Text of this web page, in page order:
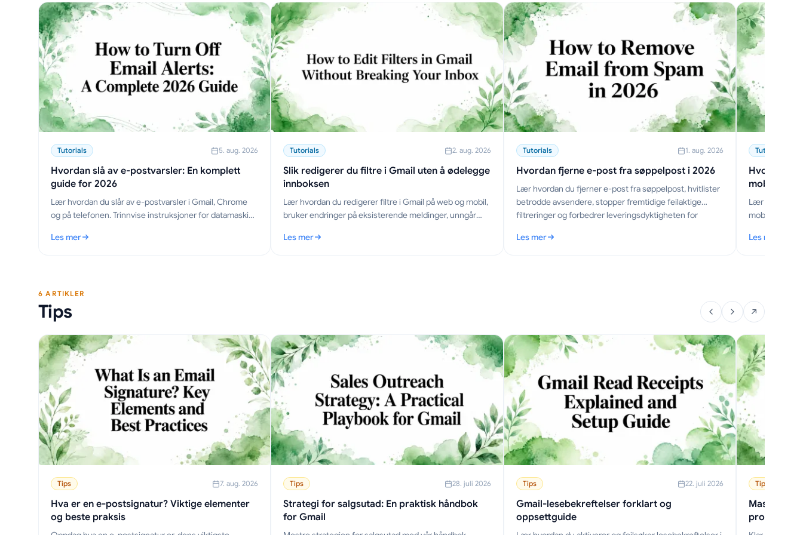
Tutorials 5. aug. 2026
Hvordan slå av e-postvarsler: En komplett
guide for 2026
Lær hvordan du slår av e-postvarsler i Gmail, Chrome
og på telefonen. Trinnvise instruksjoner for datamaskin,
Les mer
: Hvordan slå av e-postvarsler: En komplett guide for 2026
Tutorials 2. aug. 2026
Slik redigerer du filtre i Gmail uten å ødelegge
innboksen
Lær hvordan du redigerer filtre i Gmail på web og mobil,
bruker endringer på eksisterende meldinger, unngår
Les mer
: Slik redigerer du filtre i Gmail uten å ødelegge innboksen
Tutorials 1. aug. 2026
Hvordan fjerne e-post fra søppelpost i 2026
Lær hvordan du fjerner e-post fra søppelpost, hvitlister
betrodde avsendere, stopper fremtidige feilaktige
filtreringer og forbedrer leveringsdyktigheten for
Les mer
: Hvordan fjerne e-post fra søppelpost i 2026
Tutorials
Hvordan
mobil
Lær hvordan
mobil i 2026,
Les mer
: Hvordan
6 ARTIKLER
Tips
Tips 7. aug. 2026
Hva er en e-postsignatur? Viktige elementer
og beste praksis
Tips 28. juli 2026
Strategi for salgsutad: En praktisk håndbok
for Gmail
Tips 22. juli 2026
Gmail-lesebekreftelser forklart og
oppsettguide
Tips
Mass-
proffguide